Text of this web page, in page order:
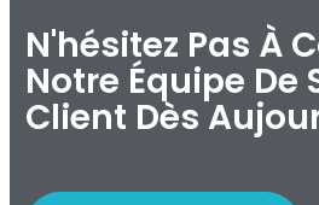
N'hésitez Pas À
Notre Équipe De
Client Dès